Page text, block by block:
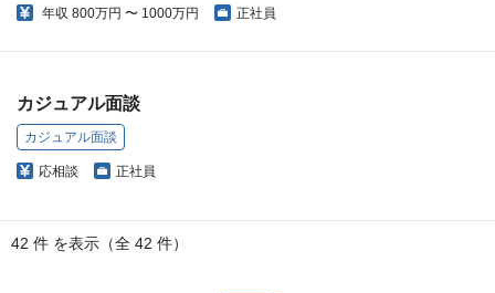
年収 800万円 〜 1000万円 正社員
カジュアル面談
カジュアル面談
応相談 正社員
42 件 を表示（全 42 件）